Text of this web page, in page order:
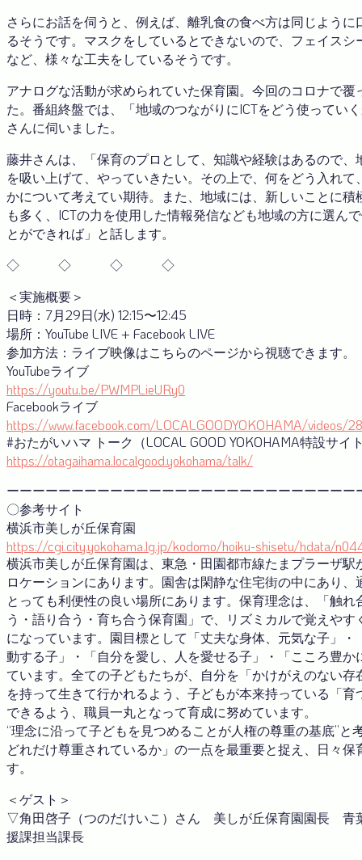
さらにお話を伺うと、例えば、離乳食の食べ方は同じように
るそうです。マスクをしているとできないので、フェイスシ
など、様々な工夫をしているそうです。
アナログな活動が求められていた保育園。今回のコロナで覆
た。番組終盤では、「地域のつながりにICTをどう使ってい
さんに伺いました。
藤井さんは、「保育のプロとして、知識や経験はあるので、
を吸い上げて、やっていきたい。その上で、何をどう入れて
かについて考えてい期待。また、地域には、新しいことに積
も多く、ICTの力を使用した情報発信なども地域の方に選ん
とができれば」と話します。
◇ ◇ ◇ ◇
＜実施概要＞
日時：7月29日(水) 12:15〜12:45
場所：YouTube LIVE + Facebook LIVE
参加方法：ライブ映像はこちらのページから視聴できます。
YouTubeライブ
https://youtu.be/PWMPLieURy0
Facebookライブ
https://www.facebook.com/LOCALGOODYOKOHAMA/videos/
#おたがいハマ トーク（LOCAL GOOD YOKOHAMA特設サイ
https://otagaihama.localgood.yokohama/talk/
ーーーーーーーーーーーーーーーーーーーーーーーーーーー
〇参考サイト
横浜市美しが丘保育園
https://cgi.city.yokohama.lg.jp/kodomo/hoiku-shisetu/hdata/
横浜市美しが丘保育園は、東急・田園都市線たまプラーザ駅
ロケーションにあります。園舎は閑静な住宅街の中にあり、
とっても利便性の良い場所にあります。保育理念は、「触れ
う・語り合う・育ち合う保育園」で、リズミカルで覚えやす
になっています。園目標として「丈夫な身体、元気な子」・
動する子」・「自分を愛し、人を愛せる子」・「こころ豊か
ています。全ての子どもたちが、自分を「かけがえのない存
を持って生きて行かれるよう、子どもが本来持っている「育
できるよう、職員一丸となって育成に努めています。
“理念に沿って子どもを見つめることが人権の尊重の基底”と
どれだけ尊重されているか」の一点を最重要と捉え、日々保
す。
＜ゲスト＞
▽角田啓子（つのだけいこ）さん 美しが丘保育園園長 青
援課担当課長